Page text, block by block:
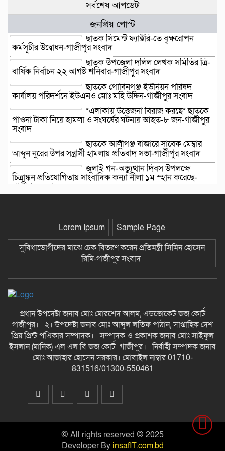
সর্বশেষ আপডেট
জনপ্রিয় পোস্ট
ছাতক সিমেন্ট ফ্যাক্টরি-তে বৃক্ষরোপন
কর্মসূচীর উদ্বোধন-গাজীপুর সংবাদ
ছাতক উপজেলা দলিল লেখক সমিতির ত্রি-
বার্ষিক নির্বাচন ২২ আগষ্ট শনিবার-গাজীপুর সংবাদ
ছাতকে গোবিনগঞ্জ ইউনিয়ন পরিষদ
কার্যালয় পরিদর্শনে ইউএনও মোঃ মহি উদ্দিন-গাজীপুর সংবাদ
*এলাকায় উত্তেজনা বিরাজ করছে* ছাতকে
পাওনা টাকা নিয়ে হামলা ও সংঘর্ষের ঘটনায় আহত-৮ জন-গাজীপুর
সংবাদ
ছাতকে আলীগঞ্জ বাজারে সাবেক মেম্বার
আব্দুন নুরের উপর সন্ত্রাসী হামলায় প্রতিবাদ সভা-গাজীপুর সংবাদ
জুলাই গন-অভ্যুত্থান দিবস উপলক্ষে
চিত্রাঙ্কন প্রতিযোগিতায় সাংবাদিক কন্যা নীলা ১ম স্হান করেছে-
গাজীপুর সংবাদ
প্রতিবাদ ও ক্ষোভ-গাজীপুর সংবাদ
১২ হাজার টাকার ঋণে ১৩ লাখ টাকার
মামলা: সুদের ফাঁদে নীরব নির্যাতনের
শিকার, গ্রেপ্তার সুদ ব্যবসায়ী-গাজীপুর
সংবাদ
হলো ইবাদত ও ইসলামী জ্ঞানচর্চার নতুন
অধ্যায়-গাজীপুর সংবাদ
কুসংস্কারের বলি রতন, সাপের কামড়ে
খেয়ে হাসপাতালের পথে নিভে গেল
আদিবাসী কিশোরের জীবনের প্রদীপ-
গাজীপুর সংবাদ
Lorem Ipsum
Sample Page
সুবিধাভোগীদের মাঝে চেক বিতরণ করেন প্রতিমন্ত্রী সিমিন হোসেন
রিমি-গাজীপুর সংবাদ
প্রধান উপদেষ্টা জনাব মোঃ মোরশেদ আলম, এডভোকেট জজ কোর্ট
গাজীপুর। ২। উপদেষ্টা জনাব মোঃ আব্দুল লতিফ পাঠান, সাপ্তাহিক দেশ
প্রিয় প্রিন্ট পএিকার সম্পাদক। সম্পাদক ও প্রকাশক জনাব মোঃ সাইফুল
ইসলান (মানিক) এল এল বি জজ কোর্ট গাজীপুর। নির্বাহী সম্পাদক জনাব
মোঃ আজাহার হোসেন সরকার। মোবাইল নাম্বার 01710-
831516/01300-550461
© All rights reserved © 2025
Developer By insafIT.com.bd